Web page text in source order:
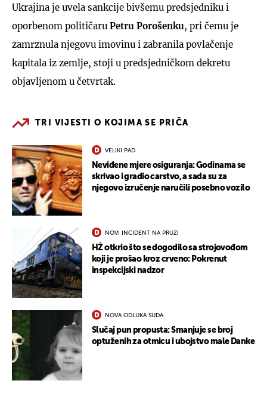
Ukrajina je uvela sankcije bivšemu predsjedniku i
oporbenom političaru Petru Porošenku, pri čemu je
zamrznula njegovu imovinu i zabranila povlačenje
kapitala iz zemlje, stoji u predsjedničkom dekretu
objavljenom u četvrtak.
TRI VIJESTI O KOJIMA SE PRIČA
VELIKI PAD
Neviđene mjere osiguranja: Godinama se
skrivao i gradio carstvo, a sada su za
njegovo izručenje naručili posebno vozilo
NOVI INCIDENT NA PRUZI
HŽ otkrio što se dogodilo sa strojovođom
koji je prošao kroz crveno: Pokrenut
inspekcijski nadzor
NOVA ODLUKA SUDA
Slučaj pun propusta: Smanjuje se broj
optuženih za otmicu i ubojstvo male Danke